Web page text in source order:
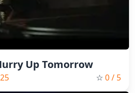
Up Tomorrow
☆ 0/ 5